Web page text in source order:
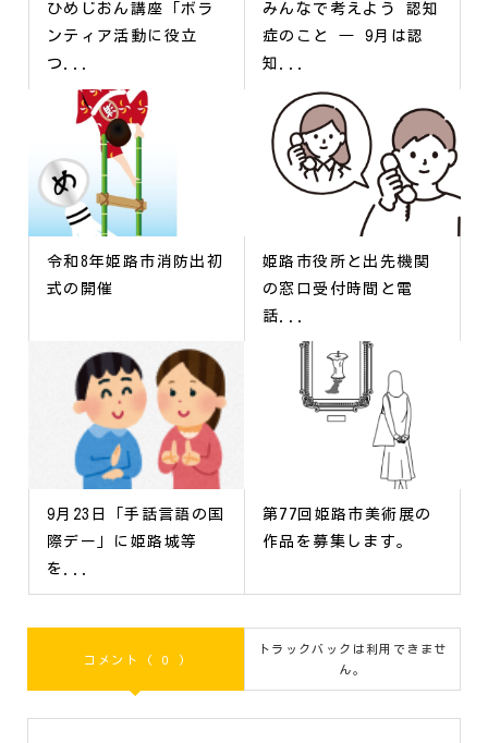
ひめじおん講座「ボラ
ンティア活動に役立
つ...
みんなで考えよう 認知
症のこと ― 9月は認
知...
令和8年姫路市消防出初
式の開催
姫路市役所と出先機関
の窓口受付時間と電
話...
9月23日「手話言語の国
際デー」に姫路城等
を...
第77回姫路市美術展の
作品を募集します。
コメント ( 0 )
トラックバックは利用できませ
ん。